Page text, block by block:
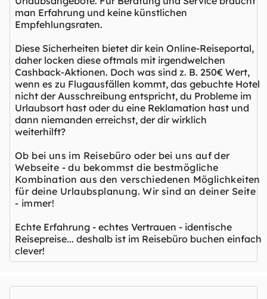
man Erfahrung und keine künstlichen
Empfehlungsraten.
Diese Sicherheiten bietet dir kein Online-Reiseportal,
daher locken diese oftmals mit irgendwelchen
Cashback-Aktionen. Doch was sind z. B. 250€ Wert,
wenn es zu Flugausfällen kommt, das gebuchte Hotel
nicht der Ausschreibung entspricht, du Probleme im
Urlaubsort hast oder du eine Reklamation hast und
dann niemanden erreichst, der dir wirklich
weiterhilft?
Ob bei uns im Reisebüro oder bei uns auf der
Webseite - du bekommst die bestmögliche
Kombination aus den verschiedenen Möglichkeiten
für deine Urlaubsplanung. Wir sind an deiner Seite
- immer!
Echte Erfahrung - echtes Vertrauen - identische
Reisepreise... deshalb ist im Reisebüro buchen einfach
clever!